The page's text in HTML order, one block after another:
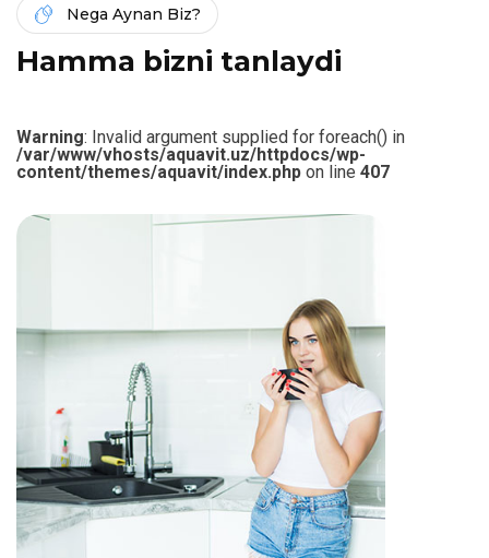
Nega Aynan Biz?
Hamma bizni tanlaydi
Warning: Invalid argument supplied for foreach() in
/var/www/vhosts/aquavit.uz/httpdocs/wp-
content/themes/aquavit/index.php on line 407